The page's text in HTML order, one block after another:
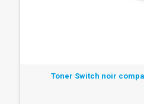
Toner Switch noir